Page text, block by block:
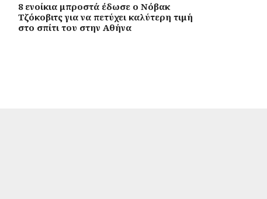
8 ενοίκια μπροστά έδωσε ο Νόβακ
Τζόκοβιτς για να πετύχει καλύτερη τιμή
στο σπίτι του στην Αθήνα